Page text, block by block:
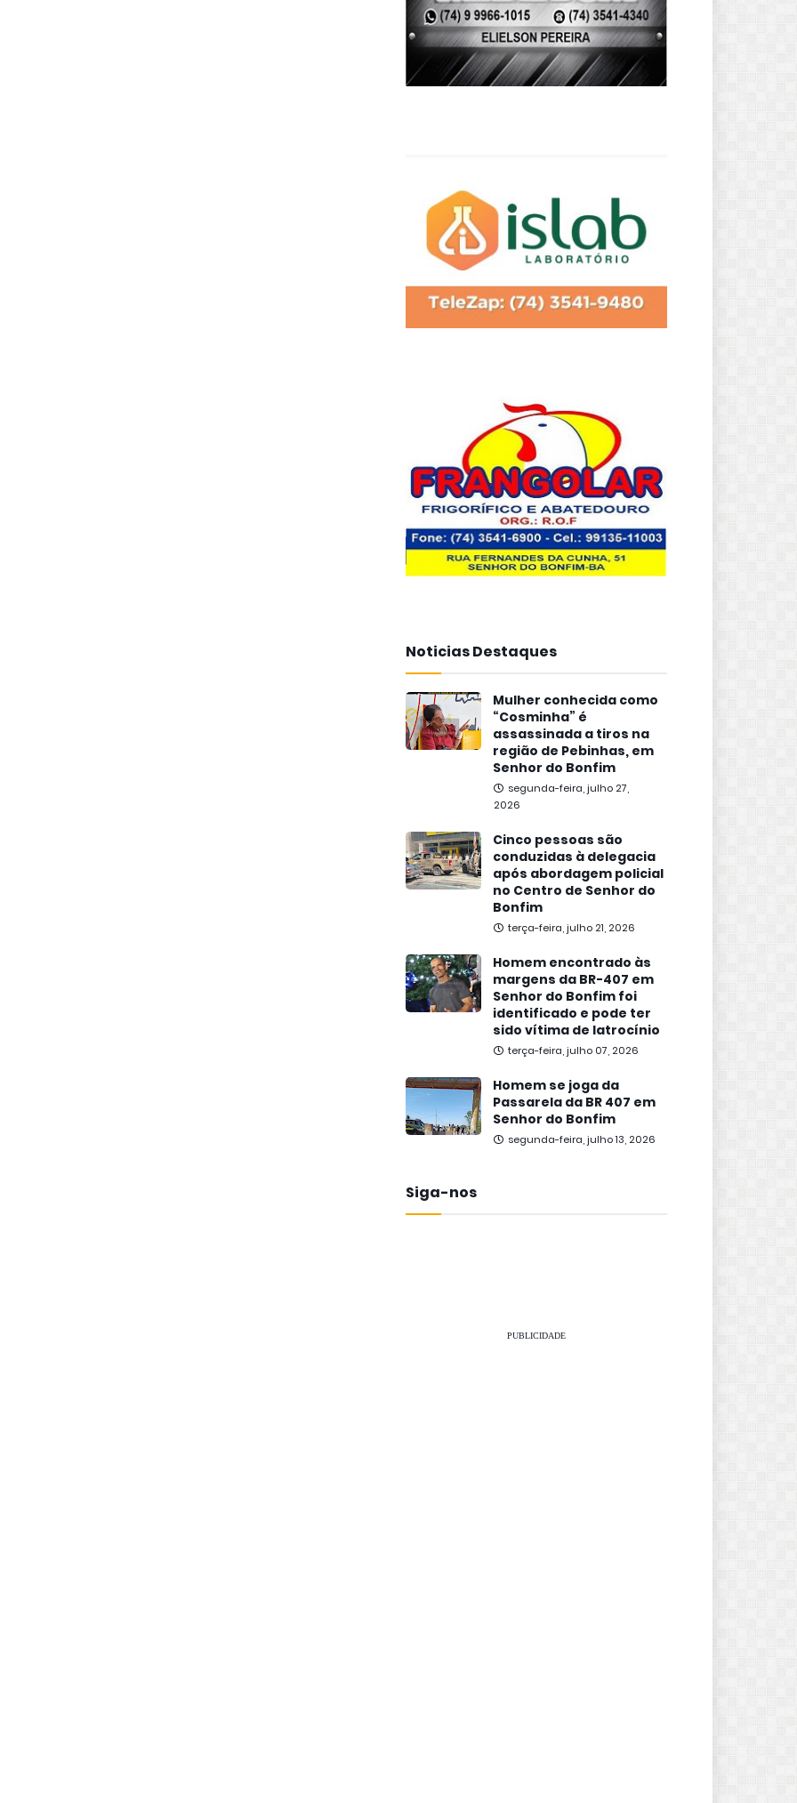
Noticias Destaques
Mulher conhecida como
“Cosminha” é
assassinada a tiros na
região de Pebinhas, em
Senhor do Bonfim
segunda-feira, julho 27,
2026
Cinco pessoas são
conduzidas à delegacia
após abordagem policial
no Centro de Senhor do
Bonfim
terça-feira, julho 21, 2026
Homem encontrado às
margens da BR-407 em
Senhor do Bonfim foi
identificado e pode ter
sido vítima de latrocínio
terça-feira, julho 07, 2026
Homem se joga da
Passarela da BR 407 em
Senhor do Bonfim
segunda-feira, julho 13, 2026
Siga-nos
PUBLICIDADE